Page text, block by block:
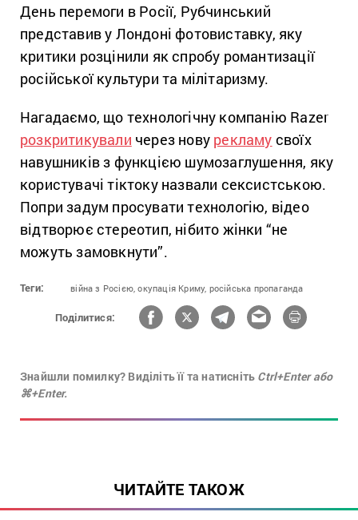
День перемоги в Росії, Рубчинський
представив у Лондоні фотовиставку, яку
критики розцінили як спробу романтизації
російської культури та мілітаризму.
Нагадаємо, що технологічну компанію Razer
розкритикували через нову рекламу своїх
навушників з функцією шумозаглушення, яку
користувачі тіктоку назвали сексистською.
Попри задум просувати технологію, відео
відтворює стереотип, нібито жінки “не
можуть замовкнути”.
Теги: війна з Росією, окупація Криму, російська пропаганда
Поділитися:
Знайшли помилку? Виділіть її та натисніть Ctrl+Enter або
⌘+Enter.
ЧИТАЙТЕ ТАКОЖ